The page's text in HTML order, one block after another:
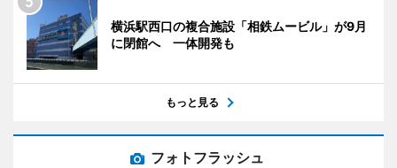
横浜駅西口の複合施設「相鉄ムービル」が9月
に閉館へ 一体開発も
もっと見る
フォトフラッシュ